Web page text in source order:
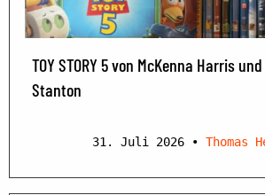
TOY STORY 5 von McKenna Harris
Stanton
31. Juli 2026 • Thomas